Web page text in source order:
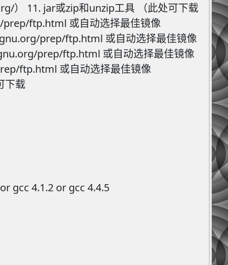
） 11. jar或zip和unzip工具 （此处可下载
ftp.html 或自动选择最佳镜像
prep/ftp.html 或自动选择最佳镜像
prep/ftp.html 或自动选择最佳镜像
ftp.html 或自动选择最佳镜像
下载
gcc 4.1.2 or gcc 4.4.5